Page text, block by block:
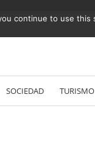
SOCIEDAD TURISMO
continue to use